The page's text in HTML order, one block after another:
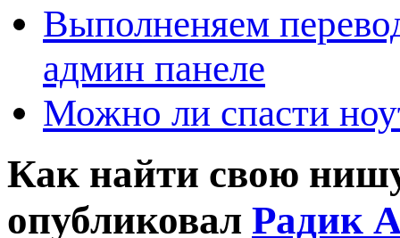
Выполненяем
админ панеле
Можно ли спасти
Как найти свою
опубликовал Радик